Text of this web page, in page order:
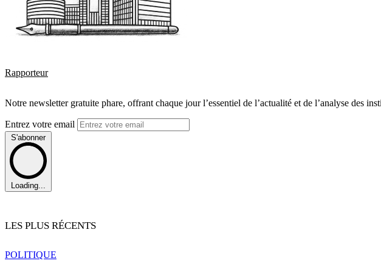
Rapporteur
Notre newsletter gratuite phare, offrant chaque jour l’essentiel de l’actualité et de l’analyse des
Entrez votre email
S'abonner
Loading...
LES PLUS RÉCENTS
POLITIQUE